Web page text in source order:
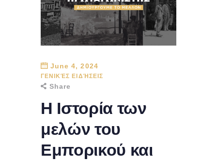
June 4, 2024
ΓΕΝΙΚΈΣ ΕΙΔΉΣΕΙΣ
Share
Η Ιστορία των
μελών του
Εμπορικού και